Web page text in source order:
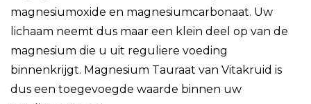
magnesiumoxide en magnesiumcarbonaat. Uw
lichaam neemt dus maar een klein deel op van de
magnesium die u uit reguliere voeding
binnenkrijgt. Magnesium Tauraat van Vitakruid is
dus een toegevoegde waarde binnen uw